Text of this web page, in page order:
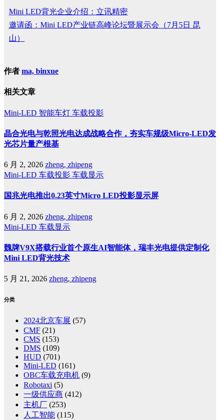
Mini LED背光企业介绍：立讯精密
邀请函：Mini LED产业链高峰论坛暨展示会（7月5日 昆
山）
作者 ma, binxue
相关文章
Mini-LED 智能车灯 车载投影
晶合光电与乾照光电达成战略合作，夯实车规级Micro-LED发
光芯片量产根基
6 月 2, 2026 zheng, zhipeng
Mini-LED 车载投影 车载显示
国兆光电推出0.23英寸Micro LED投影显示屏
6 月 2, 2026 zheng, zhipeng
Mini-LED 车载显示
魏牌V9X搭载行业首个原生AI智能体，瑞丰光电提供定制化
Mini LED背光技术
5 月 21, 2026 zheng, zhipeng
分类
2024北京车展 (57)
CMF (21)
CMS (153)
DMS (109)
HUD (701)
Mini-LED (161)
OBC车载充电机 (9)
Robotaxi (5)
一级供应商 (412)
主机厂 (253)
人工智能 (115)